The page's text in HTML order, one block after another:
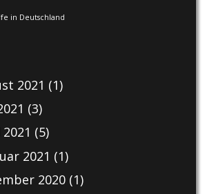
in Deutschland
2021 (1)
(3)
(5)
2021 (1)
2020(1)